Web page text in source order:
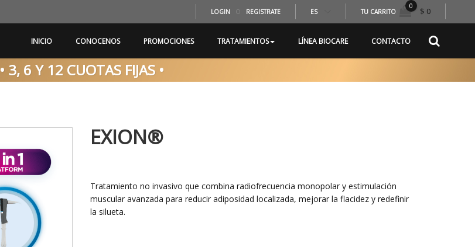
LOGIN O REGISTRATE ES TU CARRITO
0
$ 0
INICIO CONOCENOS PROMOCIONES TRATAMIENTOS LÍNEA BIOCARE CONTACTO
• 3, 6 Y 12 CUOTAS FIJAS •
EXION®️
Tratamiento no invasivo que combina radiofrecuencia monopolar y estimulación
muscular avanzada para reducir adiposidad localizada, mejorar la flacidez y redefinir
la silueta.